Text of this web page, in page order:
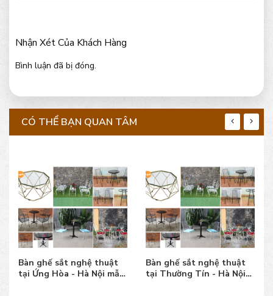
Nhận Xét Của Khách Hàng
Bình luận đã bị đóng.
CÓ THỂ BẠN QUAN TÂM
Bàn ghế sắt nghệ thuật
tại Ứng Hòa - Hà Nội mẫu
Bàn ghế sắt nghệ thuật
tại Thường Tín - Hà Nội